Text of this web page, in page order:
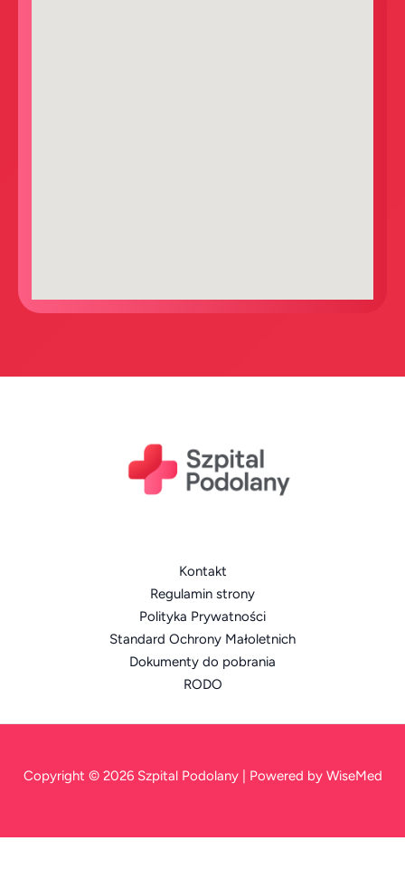
Kontakt
Regulamin strony
Polityka Prywatności
Standard Ochrony Małoletnich
Dokumenty do pobrania
RODO
Copyright © 2026 Szpital Podolany | Powered by WiseMed